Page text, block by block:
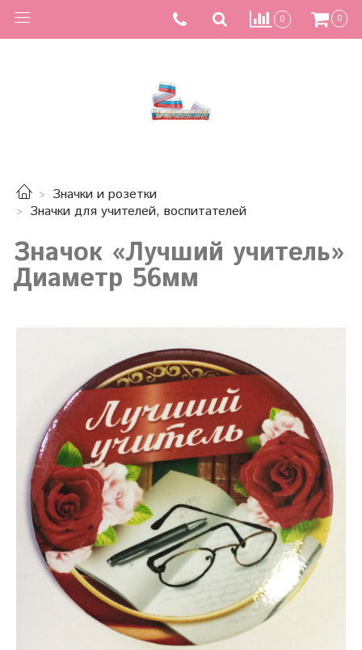
0 0
Значки и розетки
Значки для учителей, воспитателей
Значок «Лучший учитель»
Диаметр 56мм